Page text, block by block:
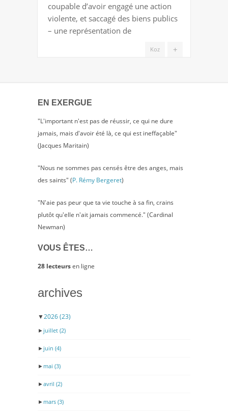
LE
COMBAT
coupable d’avoir engagé une action
violente, et saccagé des biens publics
– une représentation de
+
Koz
EN EXERGUE
"L'important n'est pas de réussir, ce qui ne dure
jamais, mais d'avoir été là, ce qui est ineffaçable"
(Jacques Maritain)
"Nous ne sommes pas censés être des anges, mais
des saints" (P. Rémy Bergeret)
"N'aie pas peur que ta vie touche à sa fin, crains
plutôt qu'elle n'ait jamais commencé." (Cardinal
Newman)
VOUS ÊTES…
28 lecteursen ligne
archives
▼2026(23)
► juillet (2)
► juin (4)
► mai (3)
►avril (2)
► mars (3)